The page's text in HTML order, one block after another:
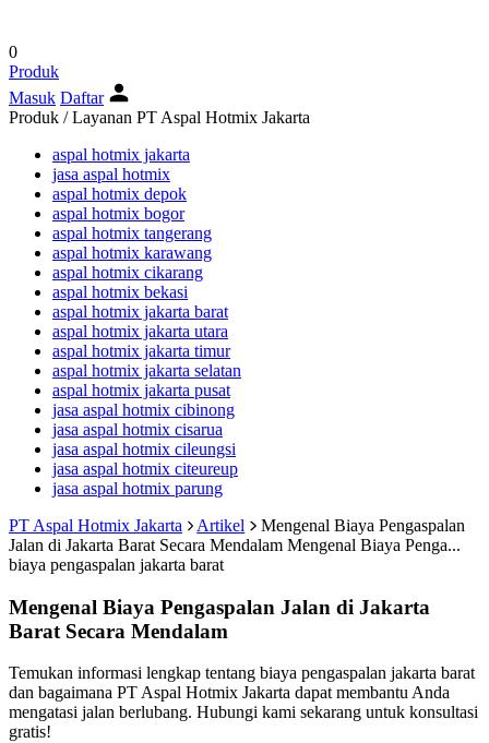
0
Produk
Masuk Daftar
Produk / Layanan PT Aspal Hotmix Jakarta
aspal hotmix jakarta
jasa aspal hotmix
aspal hotmix depok
aspal hotmix bogor
aspal hotmix tangerang
aspal hotmix karawang
aspal hotmix cikarang
aspal hotmix bekasi
aspal hotmix jakarta barat
aspal hotmix jakarta utara
aspal hotmix jakarta timur
aspal hotmix jakarta selatan
aspal hotmix jakarta pusat
jasa aspal hotmix cibinong
jasa aspal hotmix cisarua
jasa aspal hotmix cileungsi
jasa aspal hotmix citeureup
jasa aspal hotmix parung
PT Aspal Hotmix Jakarta
Artikel
Mengenal Biaya Pengaspalan
Jalan di Jakarta Barat Secara Mendalam Mengenal Biaya Penga...
biaya pengaspalan jakarta barat
Mengenal Biaya Pengaspalan Jalan di Jakarta
Barat Secara Mendalam
Temukan informasi lengkap tentang biaya pengaspalan jakarta barat
dan bagaimana PT Aspal Hotmix Jakarta dapat membantu Anda
mengatasi jalan berlubang. Hubungi kami sekarang untuk konsultasi
gratis!